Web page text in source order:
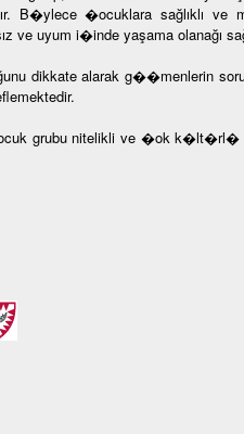
B�ylece �ocuklara sağlıklı ve
ve uyum i�inde yaşama olanağı
dikkate alarak g��menlerin
grubu nitelikli ve �ok k�lt�rl�